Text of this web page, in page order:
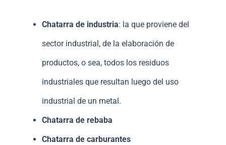
Chatarra de industria: la que proviene del
sector industrial, de la elaboración de
productos, o sea, todos los residuos
industriales que resultan luego del uso
industrial de un metal.
Chatarra de rebaba
Chatarra de carburantes